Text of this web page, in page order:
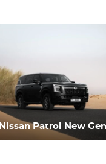
Nissan Patrol New